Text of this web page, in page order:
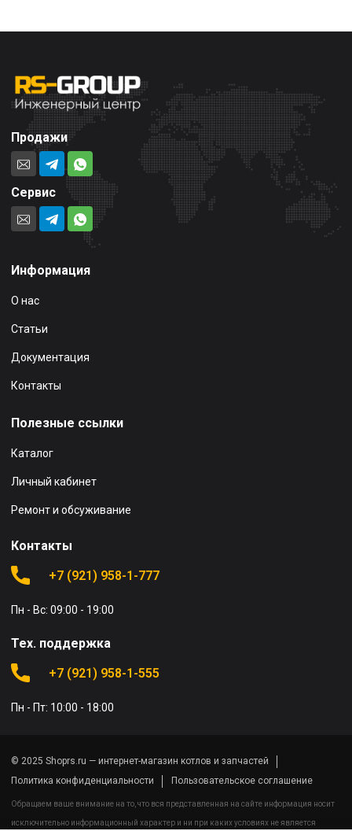
Продажи
Сервис
Информация
О нас
Статьи
Документация
Контакты
Полезные ссылки
Каталог
Личный кабинет
Ремонт и обсуживание
Контакты
+7 (921) 958-1-777
Пн - Вс: 09:00 - 19:00
Тех. поддержка
+7 (921) 958-1-555
Пн - Пт: 10:00 - 18:00
© 2025 Shoprs.ru — интернет-магазин котлов и запчастей
Политика конфиденциальности
Пользовательское соглашение
Обращаем ваше внимание на то, что вся представленная на сайте информация носит
исключительно информационный характер и ни при каких условиях не является